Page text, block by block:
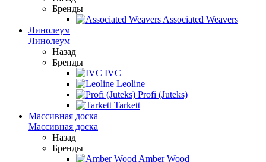
Бренды
Associated Weavers
Линолеум
Линолеум
Назад
Бренды
IVC
Leoline
Profi (Juteks)
Tarkett
Массивная доска
Массивная доска
Назад
Бренды
Amber Wood